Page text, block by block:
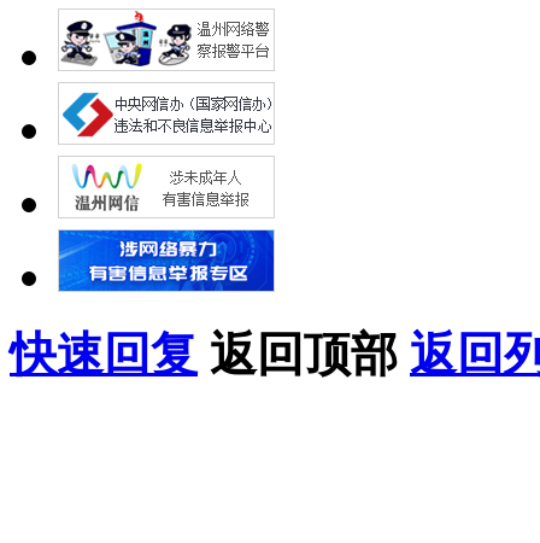
快速回复 返回顶部 返回